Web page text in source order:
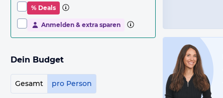
% Deals
Anmelden & extra sparen
Dein Budget
Gesamt pro Person